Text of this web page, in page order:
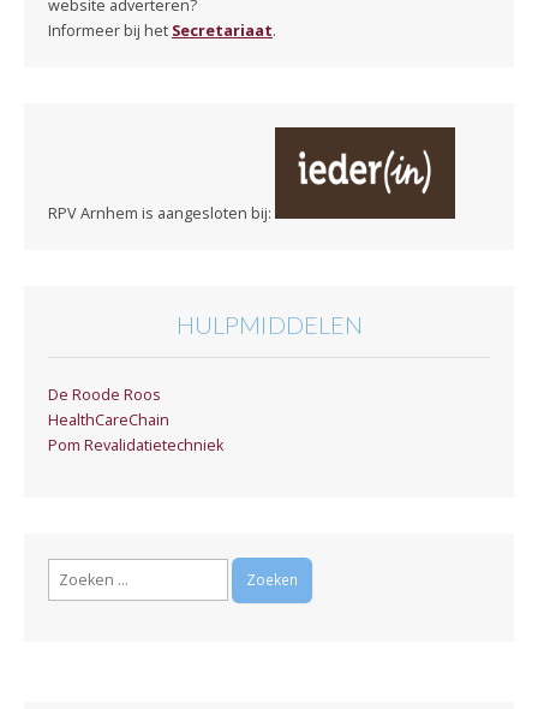
website adverteren?
Informeer bij het Secretariaat.
RPV Arnhem is aangesloten bij:
HULPMIDDELEN
De Roode Roos
HealthCareChain
Pom Revalidatietechniek
Zoeken